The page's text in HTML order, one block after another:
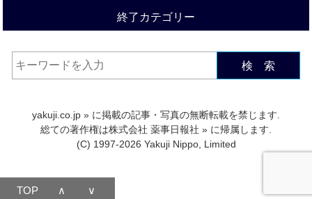
終了カテゴリー
検 索
yakuji.co.jp » に掲載の記事・写真の無断転載を禁じます.
総ての著作権は株式会社 薬事日報社 » に帰属します.
(C) 1997-2026 Yakuji Nippo, Limited
TOP ∧ ∨